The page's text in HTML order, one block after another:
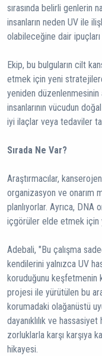
sırasında belirli genlerin
insanların neden UV ile
olabileceğine dair ipuçları
Ekip, bu bulguların cilt
etmek için yeni
yeniden düzenlenmesinin
insanlarının vücudun
iyi ilaçlar veya tedaviler
Sırada Ne Var?
Araştırmacılar,
organizasyon ve onarım
planlıyorlar. Ayrıca, DNA
içgörüler elde etmek için
Adebali, "Bu çalışma
kendilerini yalnızca UV
koruduğunu keşfetmenin
projesi ile yürütülen bu
korumadaki olağanüstü
dayanıklılık ve
zorluklarla karşı karşıya
hikayesi.